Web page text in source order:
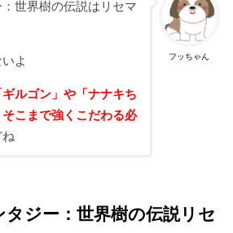
フッちゃん
世界樹の伝説はリセマ
よ
ルゴン」や「ナナキち
こまで強くこだわる必
ジー：世界樹の伝説リセ